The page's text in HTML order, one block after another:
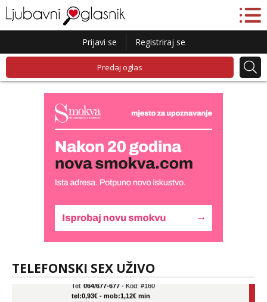
Prijavi se Registriraj se
Predaj oglas
TELEFONSKI SEX UŽIVO
Kristina
Razgovaram :)
Učiteljica iz predgrađa traži...
tel:0,93€ - mob:1,12€ min
Obavijesti me kada se oslobodi